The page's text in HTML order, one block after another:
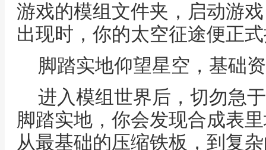
游戏的模组文件夹，启动游
出现时，你的太空征途便正
脚踏实地仰望星空，基础
进入模组世界后，切勿急
脚踏实地，你会发现合成表
从最基础的压缩铁板，到复